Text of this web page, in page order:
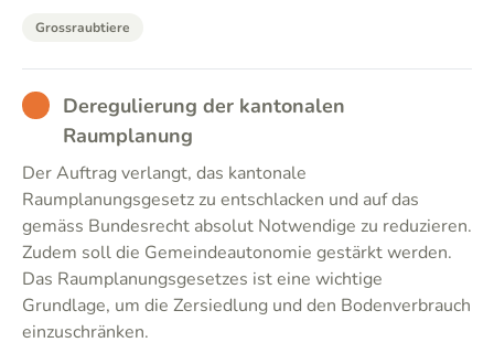
Grossraubtiere
BAD Deregulierung der kantonalen
Raumplanung
Der Auftrag verlangt, das kantonale
Raumplanungsgesetz zu entschlacken und auf das
gemäss Bundesrecht absolut Notwendige zu reduzieren.
Zudem soll die Gemeindeautonomie gestärkt werden.
Das Raumplanungsgesetzes ist eine wichtige
Grundlage, um die Zersiedlung und den Bodenverbrauch
einzuschränken.